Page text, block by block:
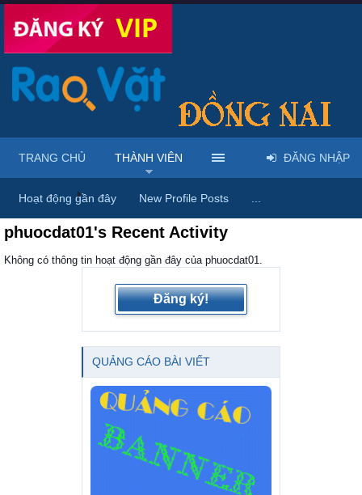
Trang chủ Thành viên
phuocdat01's Recent Activity
Không có thông tin hoạt động gần đây của phuocdat01.
Đăng ký!
QUẢNG CÁO BÀI VIẾT
TRANG CHỦ THÀNH VIÊN
Hoạt động gần đây New Profile Posts
ĐĂNG NHẬP